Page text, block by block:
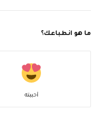
ما هو انطباعك؟
أحببته